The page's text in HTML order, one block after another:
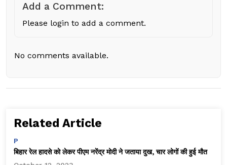
Add a Comment:
Please login to add a comment.
No comments available.
Related Article
P
बिहार रेल हादसे को लेकर पीएम नरेंद्र मोदी ने जताया दुख, चार लोगों की हुई मौत